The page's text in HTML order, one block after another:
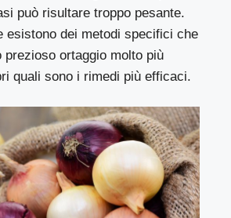
può risultare troppo pesante.
esistono dei metodi specifici che
prezioso ortaggio molto più
quali sono i rimedi più efficaci.